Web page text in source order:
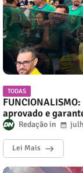
TODAS
aprovado e
Redação
Lei Mais